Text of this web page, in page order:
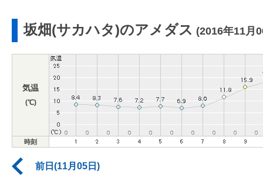
坂畑(サカハタ)のアメダス (2016年11月
気温
(℃)
時刻
前日(11月05日)